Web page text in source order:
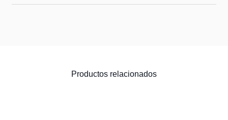
Productos relacionados